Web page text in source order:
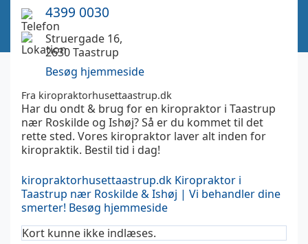
4399 0030
Struergade 16,
2630 Taastrup
Besøg hjemmeside
Fra kiropraktorhusettaastrup.dk
Har du ondt & brug for en kiropraktor i Taastrup
nær Roskilde og Ishøj? Så er du kommet til det
rette sted. Vores kiropraktor laver alt inden for
kiropraktik. Bestil tid i dag!
kiropraktorhusettaastrup.dk Kiropraktor i
Taastrup nær Roskilde & Ishøj | Vi behandler dine
smerter! Besøg hjemmeside
Kort kunne ikke indlæses.